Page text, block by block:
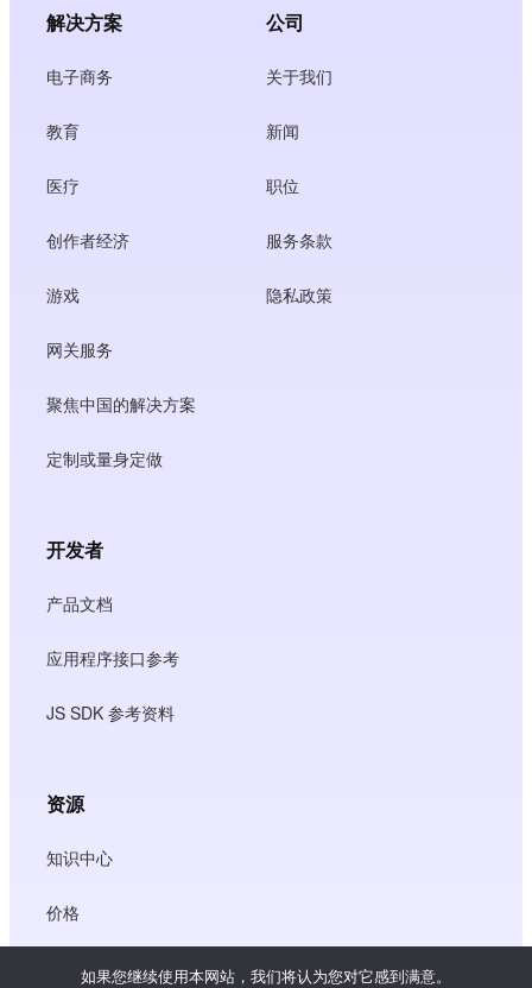
解决方案
电子商务
教育
医疗
创作者经济
游戏
网关服务
聚焦中国的解决方案
定制或量身定做
公司
关于我们
新闻
职位
服务条款
隐私政策
开发者
产品文档
应用程序接口参考
JS SDK 参考资料
资源
知识中心
价格
如果您继续使用本网站，我们将认为您对它感到满意。